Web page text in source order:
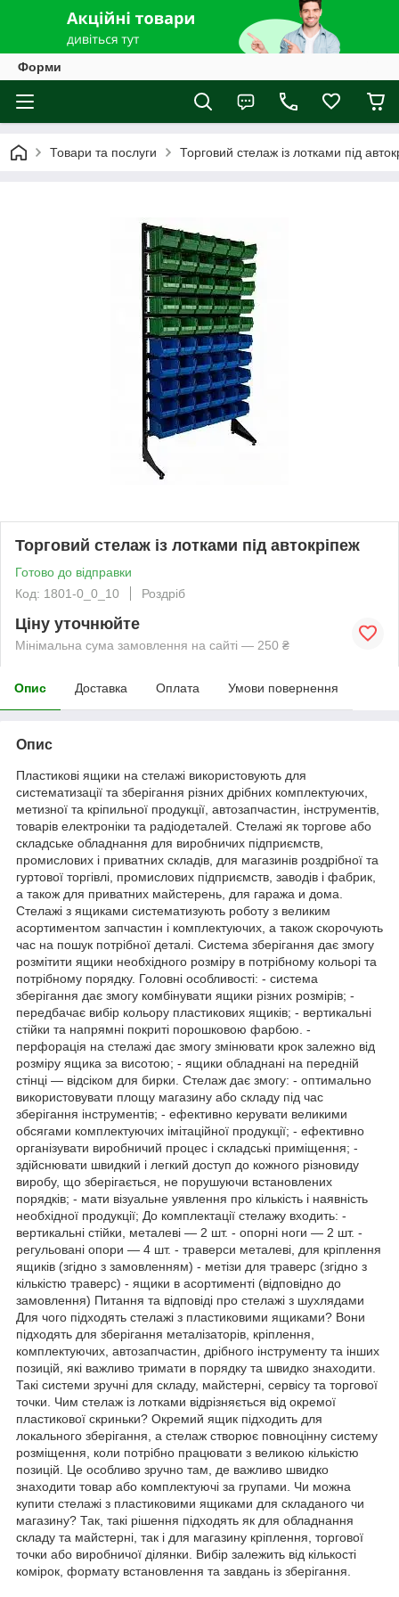
Форми
Товари та послуги Торговий стелаж із лотками під
Торговий стелаж із лотками під автокріпеж
Готово до відправки
Код: 1801-0_0_10
Роздріб
Ціну уточнюйте
Мінімальна сума замовлення на сайті — 250 ₴
Опис Доставка Оплата Умови повернення
Опис
Пластикові ящики на стелажі використовують для
систематизації та зберігання різних дрібних комплектуючих,
метизної та кріпильної продукції, автозапчастин, інструментів,
товарів електроніки та радіодеталей. Стелажі як торгове або
складське обладнання для виробничих підприємств,
промислових і приватних складів, для магазинів роздрібної та
гуртової торгівлі, промислових підприємств, заводів і фабрик,
а також для приватних майстерень, для гаража и дома.
Стелажі з ящиками систематизують роботу з великим
асортиментом запчастин і комплектуючих, а також скорочують
час на пошук потрібної деталі. Система зберігання дає змогу
розмітити ящики необхідного розміру в потрібному кольорі та
потрібному порядку. Головні особливості: - система
зберігання дає змогу комбінувати ящики різних розмірів; -
передбачає вибір кольору пластикових ящиків; - вертикальні
стійки та напрямні покриті порошковою фарбою. -
перфорація на стелажі дає змогу змінювати крок залежно від
розміру ящика за висотою; - ящики обладнані на передній
стінці — відсіком для бирки. Стелаж дає змогу: - оптимально
використовувати площу магазину або складу під час
зберігання інструментів; - ефективно керувати великими
обсягами комплектуючих імітаційної продукції; - ефективно
організувати виробничий процес і складські приміщення; -
здійснювати швидкий і легкий доступ до кожного різновиду
виробу, що зберігається, не порушуючи встановлених
порядків; - мати візуальне уявлення про кількість і наявність
необхідної продукції; До комплектації стелажу входить: -
вертикальні стійки, металеві — 2 шт. - опорні ноги — 2 шт. -
регульовані опори — 4 шт. - траверси металеві, для кріплення
ящиків (згідно з замовленням) - метізи для траверс (згідно з
кількістю траверс) - ящики в асортименті (відповідно до
замовлення) Питання та відповіді про стелажі з шухлядами
Для чого підходять стелажі з пластиковими ящиками? Вони
підходять для зберігання металізаторів, кріплення,
комплектуючих, автозапчастин, дрібного інструменту та інших
позицій, які важливо тримати в порядку та швидко знаходити.
Такі системи зручні для складу, майстерні, сервісу та торгової
точки. Чим стелаж із лотками відрізняється від окремої
пластикової скриньки? Окремий ящик підходить для
локального зберігання, а стелаж створює повноцінну систему
розміщення, коли потрібно працювати з великою кількістю
позицій. Це особливо зручно там, де важливо швидко
знаходити товар або комплектуючі за групами. Чи можна
купити стелажі з пластиковими ящиками для складаного чи
магазину? Так, такі рішення підходять як для обладнання
складу та майстерні, так і для магазину кріплення, торгової
точки або виробничої ділянки. Вибір залежить від кількості
комірок, формату встановлення та завдань із зберігання.